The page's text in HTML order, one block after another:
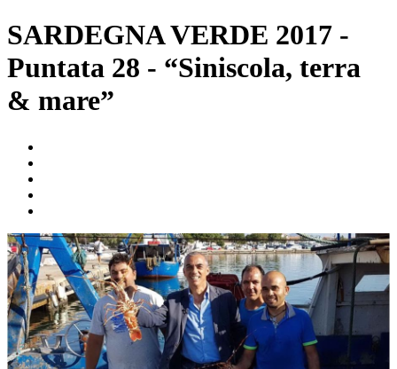
SARDEGNA VERDE 2017 -
Puntata 28 - “Siniscola, terra
& mare”